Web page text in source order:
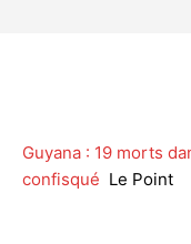
Guyana : 19 morts
confisqué Le Point